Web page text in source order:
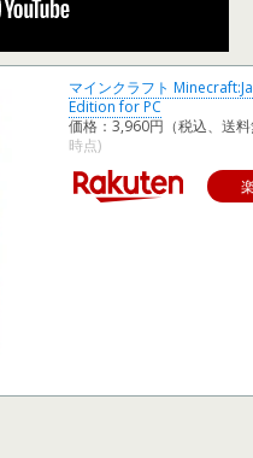
マインクラフト
Edition for PC
価格：3,960円（税込、送
時点)